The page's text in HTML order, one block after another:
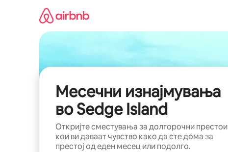
Месечни изнајмувања
во Sedge Island
Откријте сместувања за долгорочни престои
кои ви даваат чувство како да сте дома за
престој од еден месец или подолго.